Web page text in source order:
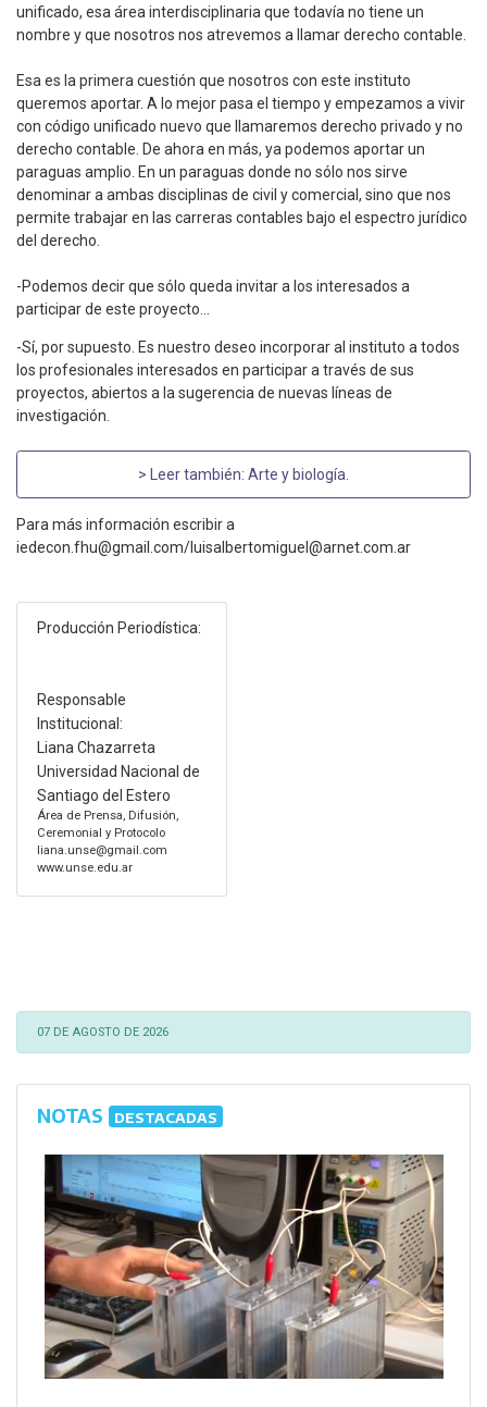
unificado, esa área interdisciplinaria que todavía no tiene un
nombre y que nosotros nos atrevemos a llamar derecho contable.
Esa es la primera cuestión que nosotros con este instituto
queremos aportar. A lo mejor pasa el tiempo y empezamos a vivir
con código unificado nuevo que llamaremos derecho privado y no
derecho contable. De ahora en más, ya podemos aportar un
paraguas amplio. En un paraguas donde no sólo nos sirve
denominar a ambas disciplinas de civil y comercial, sino que nos
permite trabajar en las carreras contables bajo el espectro jurídico
del derecho.
-Podemos decir que sólo queda invitar a los interesados a
participar de este proyecto…
-Sí, por supuesto. Es nuestro deseo incorporar al instituto a todos
los profesionales interesados en participar a través de sus
proyectos, abiertos a la sugerencia de nuevas líneas de
investigación.
> Leer también: Arte y biología
Para más información escribir a
iedecon.fhu@gmail.com/luisalbertomiguel@arnet.com.ar
Producción Periodística:
Responsable
Institucional:
Liana Chazarreta
Universidad Nacional de
Santiago del Estero
Área de Prensa, Difusión,
Ceremonial y Protocolo
liana.unse@gmail.com
www.unse.edu.ar
07 DE AGOSTO DE 2026
NOTAS DESTACADAS